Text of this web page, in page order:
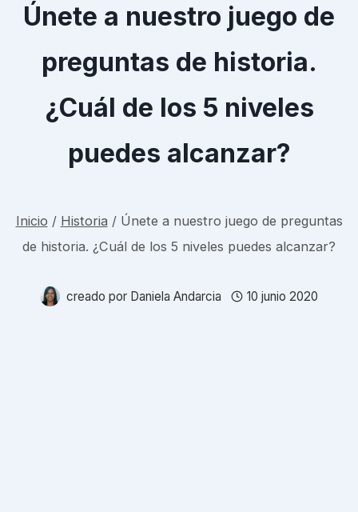
Únete a nuestro juego de
preguntas de historia.
¿Cuál de los 5 niveles
puedes alcanzar?
Inicio / Historia / Únete a nuestro juego de preguntas
de historia. ¿Cuál de los 5 niveles puedes alcanzar?
creado por Daniela Andarcia 10 junio 2020